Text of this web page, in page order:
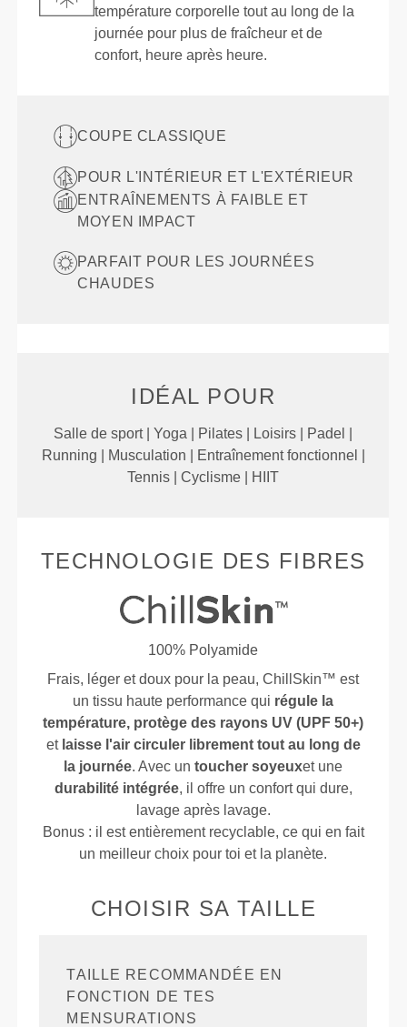
température corporelle tout au long de la
journée pour plus de fraîcheur et de
confort, heure après heure.
COUPE CLASSIQUE
POUR L'INTÉRIEUR ET L'EXTÉRIEUR
ENTRAÎNEMENTS À FAIBLE ET
MOYEN IMPACT
PARFAIT POUR LES JOURNÉES
CHAUDES
IDÉAL POUR
Salle de sport | Yoga | Pilates | Loisirs | Padel |
Running | Musculation | Entraînement fonctionnel |
Tennis | Cyclisme | HIIT
TECHNOLOGIE DES FIBRES
100% Polyamide
Frais, léger et doux pour la peau, ChillSkin™ est
un tissu haute performance qui régule la
température, protège des rayons UV (UPF 50+)
et laisse l'air circuler librement tout au long de
la journée. Avec untoucher soyeuxet une
durabilité intégrée, il offre un confort qui dure,
lavage après lavage.
Bonus : il est entièrement recyclable, ce qui en fait
un meilleur choix pour toi et la planète.
CHOISIR SA TAILLE
TAILLE RECOMMANDÉE EN
FONCTION DE TES
MENSURATIONS